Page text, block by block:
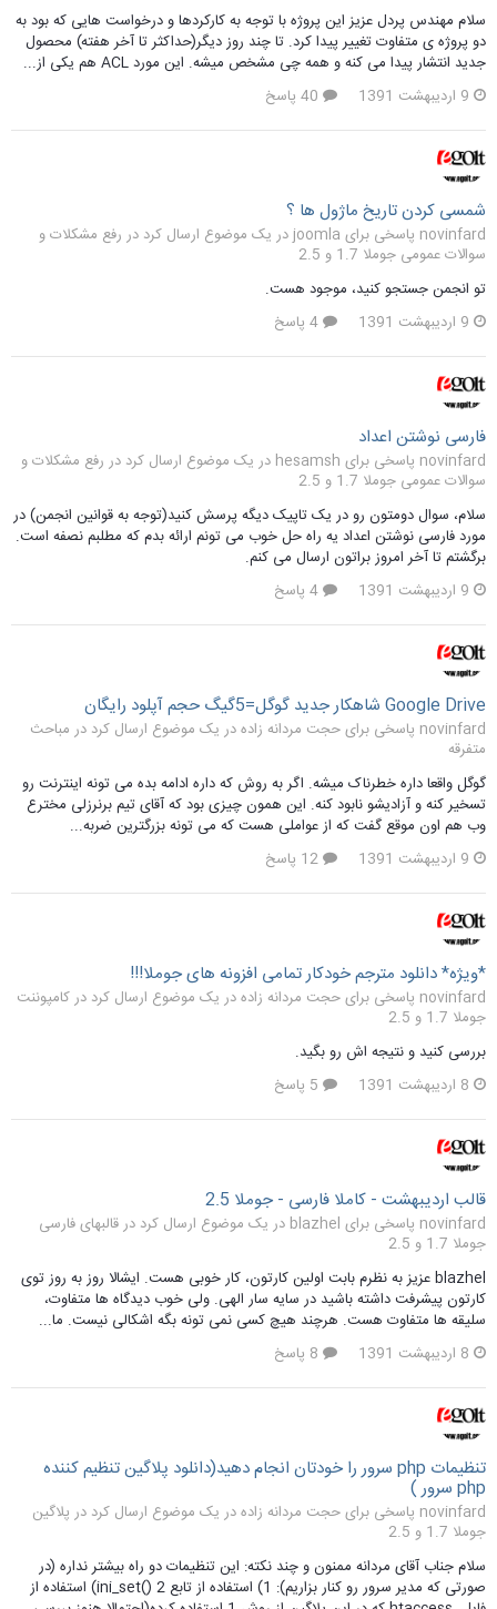
سلام مهندس پردل عزیز این پروژه با توجه به کارکردها و درخواست هایی که بود به
دو پروژه ی متفاوت تغییر پیدا کرد. تا چند روز دیگر(حداکثر تا آخر هفته) محصول
جدید انتشار پیدا می کنه و همه چی مشخص میشه. این مورد ACL هم یکی از...
9 اردیبهشت 1391
شمسی کردن تاریخ ماژول ها ؟
novinfard پاسخی برای joomla در یک موضوع ارسال کرد در
رفع مشکلات و
سوالات عمومی جوملا 1.7 و 2.5
تو انجمن جستجو کنید، موجود هست.
9 اردیبهشت 1391
فارسی نوشتن اعداد
novinfard پاسخی برای hesamsh در یک موضوع ارسال کرد در
رفع مشکلات و
سوالات عمومی جوملا 1.7 و 2.5
سلام، سوال دومتون رو در یک تاپیک دیگه پرسش کنید(توجه به قوانین انجمن) در
مورد فارسی نوشتن اعداد یه راه حل خوب می تونم ارائه بدم که مطلبم نصفه است.
برگشتم تا آخر امروز براتون ارسال می کنم.
9 اردیبهشت 1391
Google Drive شاهکار جدید گوگل=5گیگ حجم آپلود رایگان
novinfard پاسخی برای حجت مردانه زاده در یک موضوع ارسال کرد در
مباحث
متفرقه
گوگل واقعا داره خطرناک میشه. اگر به روش که داره ادامه بده می تونه اینترنت رو
تسخیر کنه و آزادیشو نابود کنه. این همون چیزی بود که آقای تیم برنرزلی مخترع
وب هم اون موقع گفت که از عواملی هست که می تونه بزرگترین ضربه...
9 اردیبهشت 1391
*ویژه* دانلود مترجم خودکار تمامی افزونه های جوملا!!!
novinfard پاسخی برای حجت مردانه زاده در یک موضوع ارسال کرد در
کامپوننت
جوملا 1.7 و 2.5
بررسی کنید و نتیجه اش رو بگید.
8 اردیبهشت 1391
قالب اردیبهشت - کاملا فارسی - جوملا 2.5
novinfard پاسخی برای blazhel در یک موضوع ارسال کرد در
قالبهای فارسی
جوملا 1.7 و 2.5
blazhel عزیز به نظرم بابت اولین کارتون، کار خوبی هست. ایشالا روز به روز توی
کارتون پیشرفت داشته باشید در سایه سار الهی. ولی خوب دیدگاه ها متفاوت،
سلیقه ها متفاوت هست. هرچند هیچ کسی نمی تونه بگه اشکالی نیست. ما...
8 اردیبهشت 1391
تنظیمات php سرور را خودتان انجام دهید(دانلود پلاگین تنظیم کننده
php سرور )
novinfard پاسخی برای حجت مردانه زاده در یک موضوع ارسال کرد در
پلاگین
جوملا 1.7 و 2.5
سلام جناب آقای مردانه ممنون و چند نکته: این تنظیمات دو راه بیشتر نداره (در
صورتی که مدیر سرور رو کنار بزاریم): 1) استفاده از تابع ini_set() 2) استفاده از